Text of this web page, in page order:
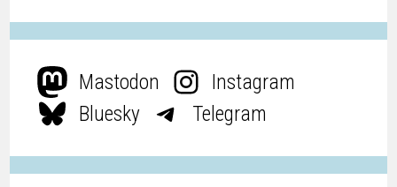
Mastodon
Instagram
Bluesky
Telegram